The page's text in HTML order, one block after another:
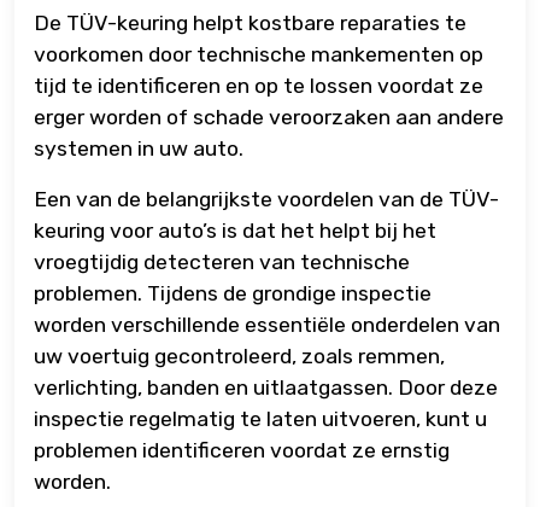
De TÜV-keuring helpt kostbare reparaties te
voorkomen door technische mankementen op
tijd te identificeren en op te lossen voordat ze
erger worden of schade veroorzaken aan andere
systemen in uw auto.
Een van de belangrijkste voordelen van de TÜV-
keuring voor auto’s is dat het helpt bij het
vroegtijdig detecteren van technische
problemen. Tijdens de grondige inspectie
worden verschillende essentiële onderdelen van
uw voertuig gecontroleerd, zoals remmen,
verlichting, banden en uitlaatgassen. Door deze
inspectie regelmatig te laten uitvoeren, kunt u
problemen identificeren voordat ze ernstig
worden.